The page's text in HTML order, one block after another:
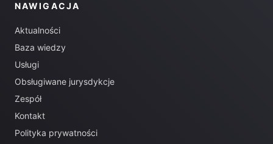
NAWIGACJA
Aktualności
Baza wiedzy
Usługi
Obsługiwane jurysdykcje
Zespół
Kontakt
Polityka prywatności